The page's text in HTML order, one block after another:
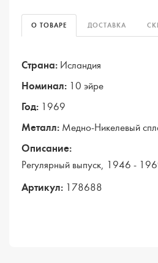
О ТОВАРЕ ДОСТАВКА
Страна: Исландия
Номинал: 10 эйре
Год: 1969
Металл: Медно-Никелевый
Описание:
Регулярный выпуск, 1946 -
Артикул: 178688